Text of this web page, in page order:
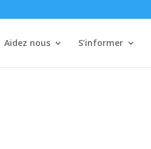
Aidez nous S’informer